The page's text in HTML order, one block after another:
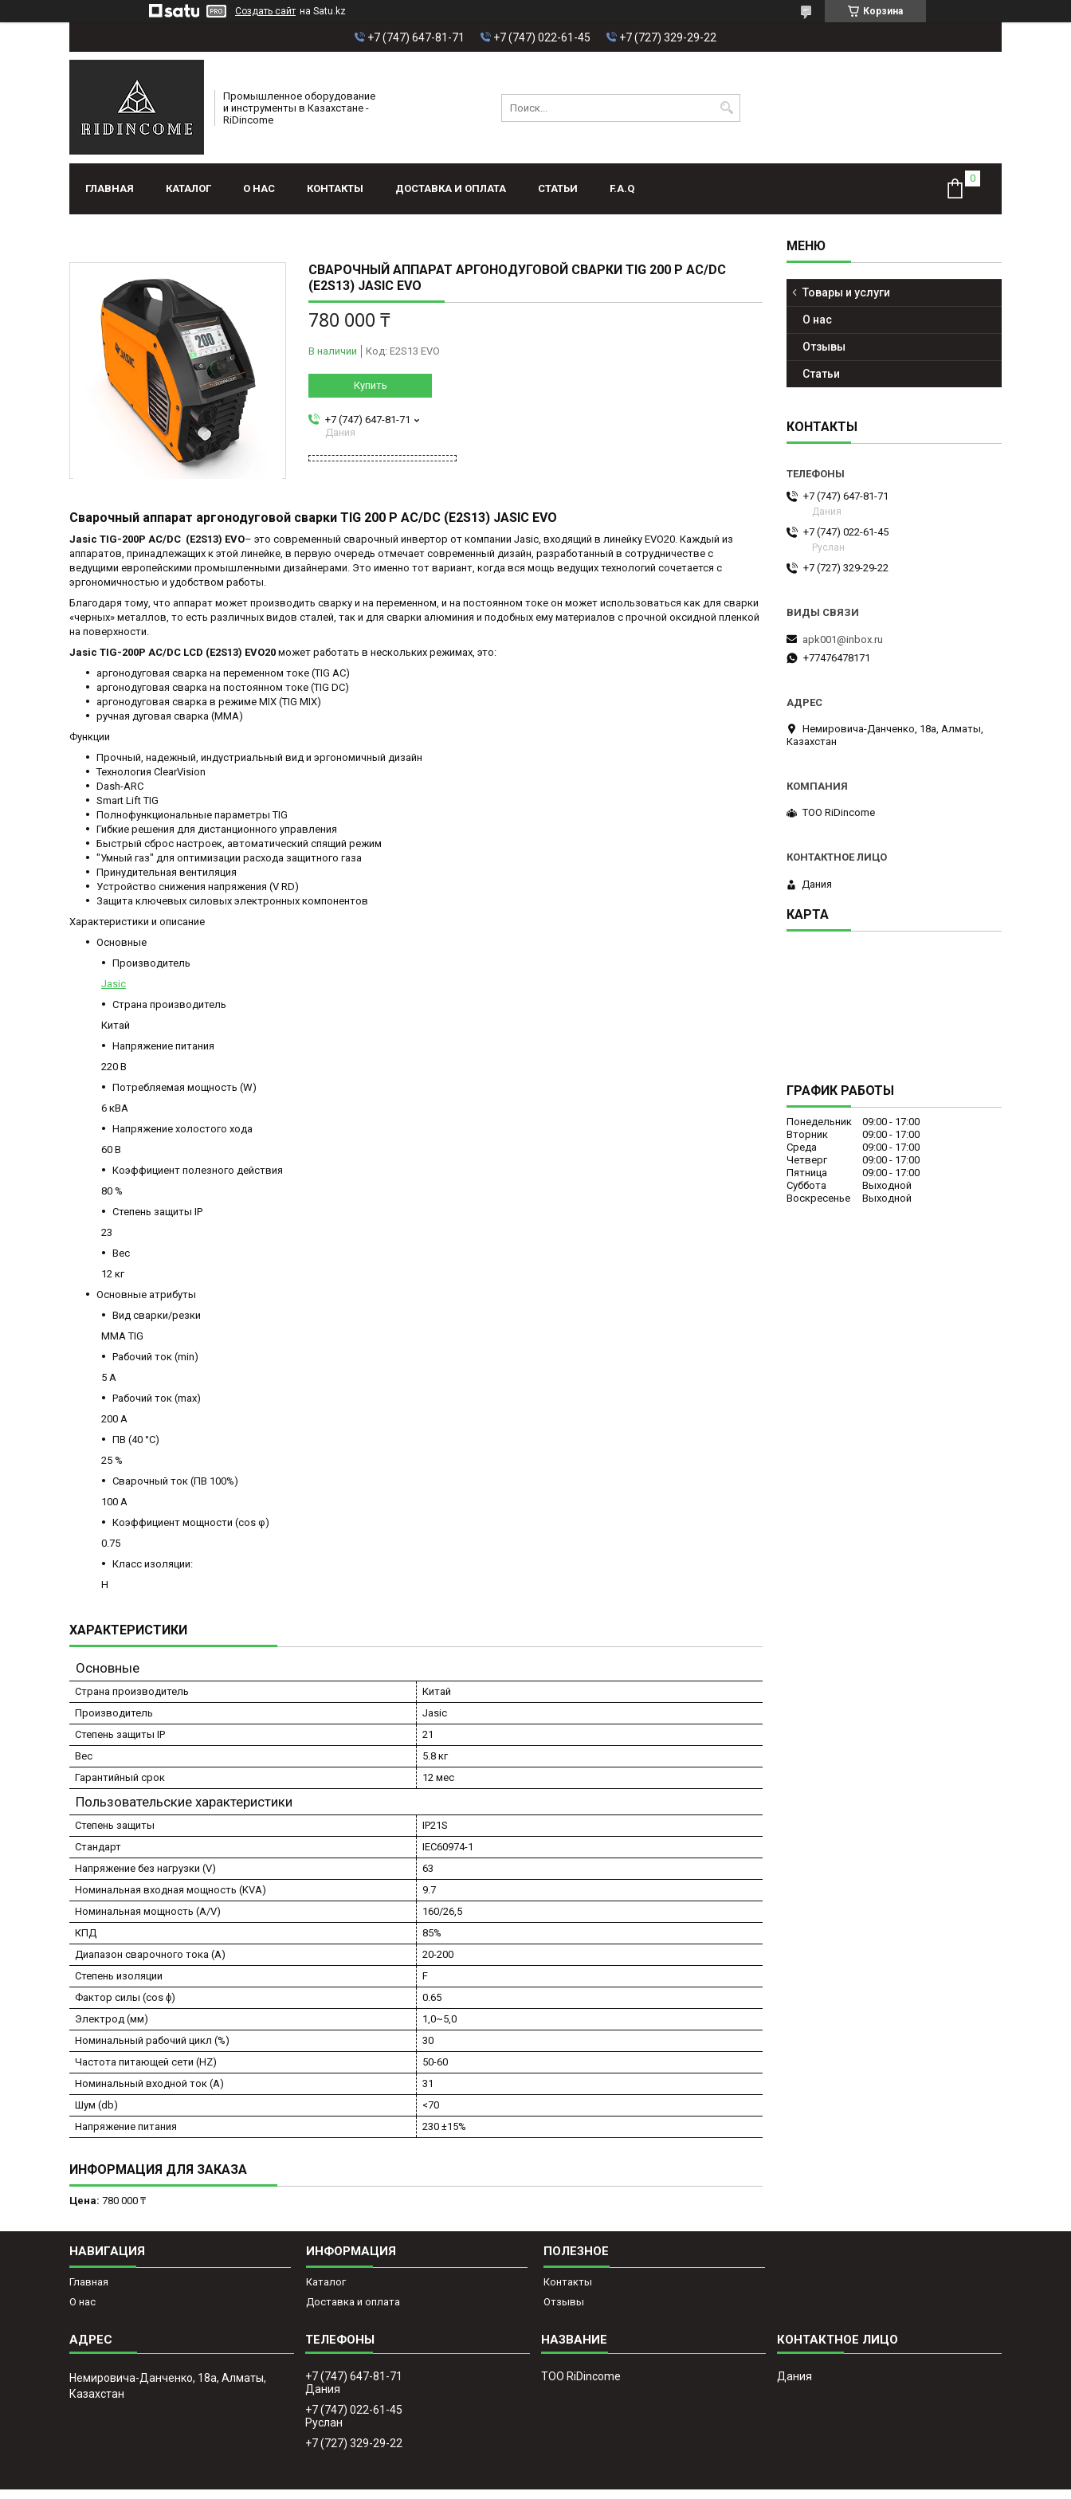
Создать сайт на Satu.kz Корзина
+7 (747) 647-81-71 +7 (747) 022-61-45 +7 (727) 329-29-22
Промышленное оборудование
и инструменты в Казахстане -
RiDincome
ГЛАВНАЯ КАТАЛОГ О НАС КОНТАКТЫ ДОСТАВКА И ОПЛАТА СТАТЬИ F.A.Q
СВАРОЧНЫЙ АППАРАТ АРГОНОДУГОВОЙ СВАРКИ TIG 200 P AC/DC
(E2S13) JASIC EVO
780 000 ₸
В наличии Код: E2S13 EVO
Купить
+7 (747) 647-81-71
Дания
Сварочный аппарат аргонодуговой сварки TIG 200 P AC/DC (E2S13) JASIC EVO
Jasic TIG-200P AC/DC (E2S13) EVO– это современный сварочный инвертор от компании Jasic, входящий в линейку EVO20. Каждый из
аппаратов, принадлежащих к этой линейке, в первую очередь отмечает современный дизайн, разработанный в сотрудничестве с
ведущими европейскими промышленными дизайнерами. Это именно тот вариант, когда вся мощь ведущих технологий сочетается с
эргономичностью и удобством работы.
Благодаря тому, что аппарат может производить сварку и на переменном, и на постоянном токе он может использоваться как для сварки
«черных» металлов, то есть различных видов сталей, так и для сварки алюминия и подобных ему материалов с прочной оксидной пленкой
на поверхности.
Jasic TIG-200P AC/DC LCD (E2S13) EVO20 может работать в нескольких режимах, это:
аргонодуговая сварка на переменном токе (TIG AC)
аргонодуговая сварка на постоянном токе (TIG DC)
аргонодуговая сварка в режиме MIX (TIG MIX)
ручная дуговая сварка (MMA)
Функции
Прочный, надежный, индустриальный вид и эргономичный дизайн
Технология ClearVision
Dash-ARC
Smart Lift TIG
Полнофункциональные параметры TIG
Гибкие решения для дистанционного управления
Быстрый сброс настроек, автоматический спящий режим
"Умный газ" для оптимизации расхода защитного газа
Принудительная вентиляция
Устройство снижения напряжения (V RD)
Защита ключевых силовых электронных компонентов
Характеристики и описание
Основные
Производитель
Jasic
Страна производитель
Китай
Напряжение питания
220 В
Потребляемая мощность (W)
6 кВА
Напряжение холостого хода
60 В
Коэффициент полезного действия
80 %
Степень защиты IP
23
Вес
12 кг
Основные атрибуты
Вид сварки/резки
MMA TIG
Рабочий ток (min)
5 А
Рабочий ток (max)
200 А
ПВ (40 °С)
25 %
Сварочный ток (ПВ 100%)
100 А
Коэффициент мощности (cos φ)
0.75
Класс изоляции:
H
ХАРАКТЕРИСТИКИ
Основные
Страна производитель
Китай
Производитель
Jasic
Степень защиты IP
21
Вес
5.8 кг
Гарантийный срок
12 мес
Пользовательские характеристики
Степень защиты
IP21S
Стандарт
IEC60974-1
Напряжение без нагрузки (V)
63
Номинальная входная мощность (KVA)
9.7
Номинальная мощность (A/V)
160/26,5
КПД
85%
Диапазон сварочного тока (А)
20-200
Степень изоляции
F
Фактор силы (cos ϕ)
0.65
Электрод (мм)
1,0~5,0
Номинальный рабочий цикл (%)
30
Частота питающей сети (HZ)
50-60
Номинальный входной ток (А)
31
Шум (db)
<70
Напряжение питания
230 ±15%
ИНФОРМАЦИЯ ДЛЯ ЗАКАЗА
Цена: 780 000 ₸
Товары и услуги
О нас
Отзывы
Статьи
КОНТАКТЫ
+7 (747) 647-81-71
Дания
+7 (747) 022-61-45
Руслан
+7 (727) 329-29-22
apk001@inbox.ru
+77476478171
Немировича-Данченко, 18а, Алматы,
Казахстан
ТОО RiDincome
Дания
КАРТА
ГРАФИК РАБОТЫ
Понедельник 09:00
17:00
Вторник
09:00
17:00
Среда
09:00
17:00
Четверг
09:00
17:00
Пятница
09:00
17:00
Суббота
Выходной
Воскресенье
Выходной
НАВИГАЦИЯ
Главная
О нас
ИНФОРМАЦИЯ
Каталог
Доставка и оплата
ПОЛЕЗНОЕ
Контакты
Отзывы
Немировича-Данченко, 18а, Алматы,
Казахстан
+7 (747) 647-81-71
Дания
+7 (747) 022-61-45
Руслан
+7 (727) 329-29-22
ТОО RiDincome Дания